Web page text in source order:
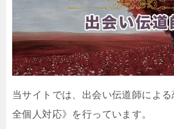
当サイトでは、出会い伝道師によ
全個人対応》を行っています。